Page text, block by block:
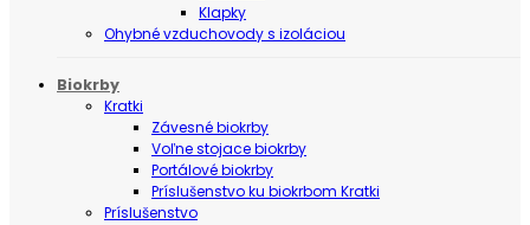
Klapky
Ohybné vzduchovody s izoláciou
Biokrby
Kratki
Závesné biokrby
Voľne stojace biokrby
Portálové biokrby
Príslušenstvo ku biokrbom Kratki
Príslušenstvo